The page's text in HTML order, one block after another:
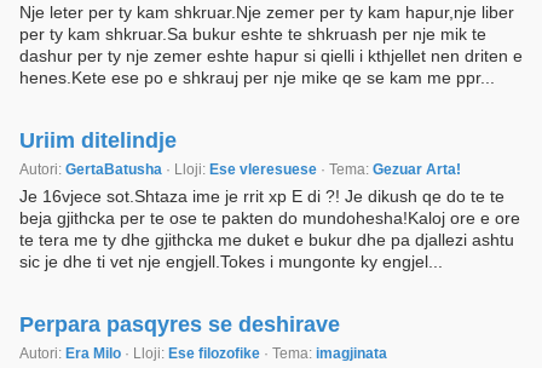
Nje leter per ty kam shkruar.Nje zemer per ty kam hapur,nje liber
per ty kam shkruar.Sa bukur eshte te shkruash per nje mik te
dashur per ty nje zemer eshte hapur si qielli i kthjellet nen driten e
henes.Kete ese po e shkrauj per nje mike qe se kam me ppr...
Uriim ditelindje
Autori: GertaBatusha · Lloji: Ese vleresuese · Tema: Gezuar Arta!
Je 16vjece sot.Shtaza ime je rrit xp E di ?! Je dikush qe do te te
beja gjithcka per te ose te pakten do mundohesha!Kaloj ore e ore
te tera me ty dhe gjithcka me duket e bukur dhe pa djallezi ashtu
sic je dhe ti vet nje engjell.Tokes i mungonte ky engjel...
Perpara pasqyres se deshirave
Autori: Era Milo · Lloji: Ese filozofike · Tema: imagjinata